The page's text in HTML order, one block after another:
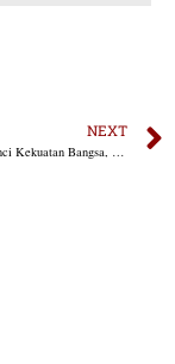
NEXT
Desa sebagai Kunci Kekuatan Bangsa, YFMG Dorong Kemandirian Maumolo